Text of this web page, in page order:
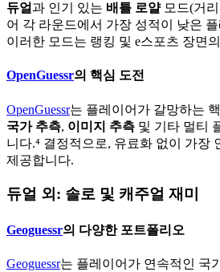
듀얼과 인기 있는 배틀 로얄모드(거리
어 각 라운드에서 가장 성적이 낮은
이러한 모드는 랭킹 및 e스포츠 장면
OpenGuessr의 핵심 도전
OpenGuessr는 플레이어가 갈망하는
국가 추측, 이미지 추측 및 기타 멀티
니다.⁴ 결정적으로, 유료화 없이 가장
제공합니다.
듀얼 외: 솔로 및 캐주얼 재미
Geoguessr의 다양한 포트폴리오
Geoguessr는 플레이어가 연속적인 국